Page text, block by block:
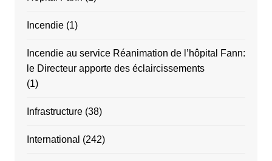
Incendie(1)
Incendie au service Réanimation de l’hôpital Fann:
le Directeur apporte des éclaircissements
(1)
Infrastructure(38)
International (242)